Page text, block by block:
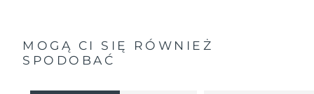
MOGĄ CI SIĘ RÓWNIEŻ
SPODOBAĆ